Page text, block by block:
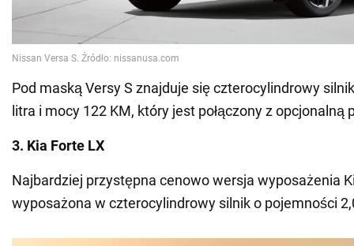
Pod maską Versy S znajduje się czterocylindrowy
litra i mocy 122 KM, który jest połączony z opcjonalną
3. Kia Forte LX
Najbardziej przystępna cenowo wersja wyposażenia
wyposażona w czterocylindrowy silnik o pojemności